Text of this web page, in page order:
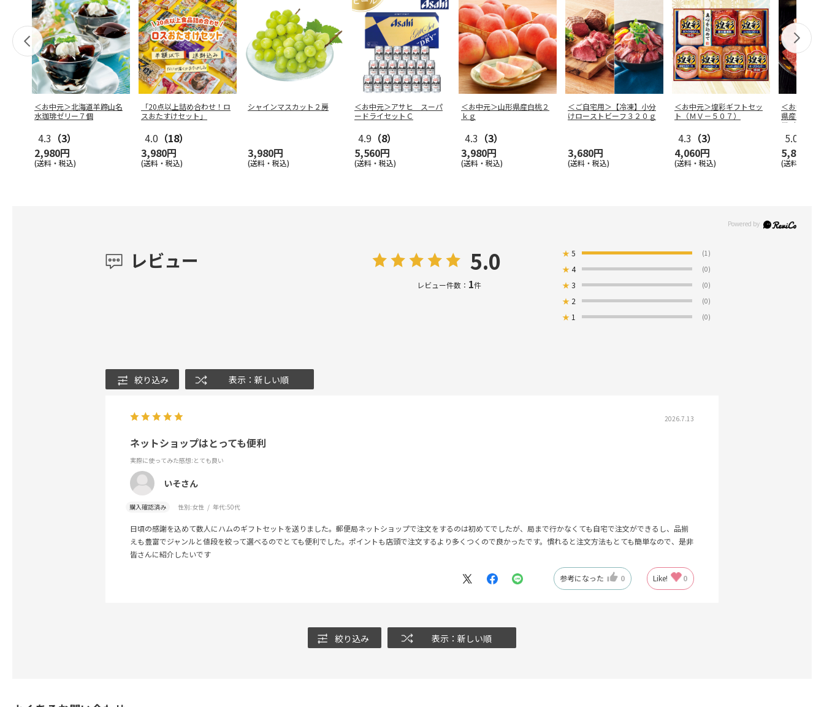
＜お中元＞北海道羊蹄山名
水珈琲ゼリー７個
4.3 （3）
2,980円
(送料・税込)
「20点以上詰め合わせ！ロ
スおたすけセット」
4.0 （18）
3,980円
(送料・税込)
シャインマスカット２房
3,980円
(送料・税込)
＜お中元＞アサヒ スーパ
ードライセットＣ
4.9 （8）
5,560円
(送料・税込)
＜お中元＞山形県産白桃２
ｋｇ
4.3 （3）
3,980円
(送料・税込)
＜ご自宅用＞【冷凍】小分
けローストビーフ３２０ｇ
3,680円
(送料・税込)
＜お中元＞煌彩ギフトセッ
ト（ＭＶ－５０７）
4.3 （3）
4,060円
(送料・税込)
＜お中元＞
県産黒毛和
用（６２０
5.0
5,800円
(送料・税込)
レビュー 5.0
レビュー件数： 1件
★5 (1)
★4 (0)
★3 (0)
★ 2 (0)
★ 1 (0)
絞り込み 表示：新しい順
2026.7.13
ネットショップはとっても便利
実際に使ってみた感想:とても良い
いそさん
購入確認済み 性別:女性 年代:50代
日頃の感謝を込めて数人にハムのギフトセットを送りました。郵便局ネットショップで注文をするのは初めてでしたが、局まで行かなくても自宅で注文ができるし、品揃
えも豊富でジャンルと値段を絞って選べるのでとても便利でした。ポイントも店頭で注文するより多くつくので良かったです。慣れると注文方法もとても簡単なので、是非
皆さんに紹介したいです
参考になった 0 Like! 0
絞り込み 表示：新しい順